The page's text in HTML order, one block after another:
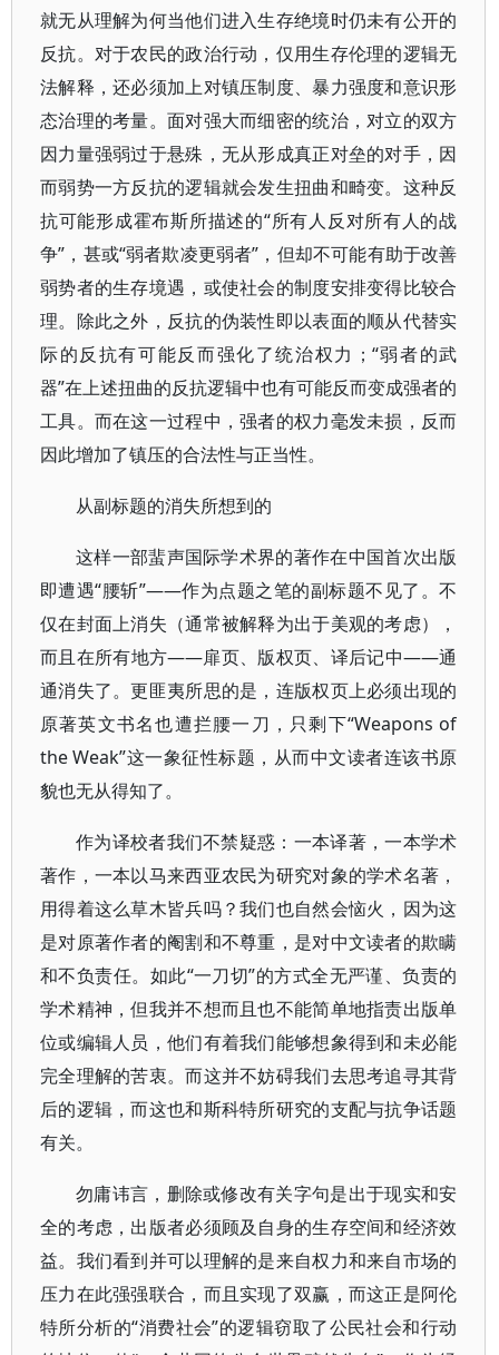
就无从理解为何当他们进入生存绝境时仍未有公开的
反抗。对于农民的政治行动，仅用生存伦理的逻辑无
法解释，还必须加上对镇压制度、暴力强度和意识形
态治理的考量。面对强大而细密的统治，对立的双方
因力量强弱过于悬殊，无从形成真正对垒的对手，因
而弱势一方反抗的逻辑就会发生扭曲和畸变。这种反
抗可能形成霍布斯所描述的“所有人反对所有人的战
争”，甚或“弱者欺凌更弱者”，但却不可能有助于改善
弱势者的生存境遇，或使社会的制度安排变得比较合
理。除此之外，反抗的伪装性即以表面的顺从代替实
际的反抗有可能反而强化了统治权力；“弱者的武
器”在上述扭曲的反抗逻辑中也有可能反而变成强者的
工具。而在这一过程中，强者的权力毫发未损，反而
因此增加了镇压的合法性与正当性。
从副标题的消失所想到的
这样一部蜚声国际学术界的著作在中国首次出版
即遭遇“腰斩”——作为点题之笔的副标题不见了。不
仅在封面上消失（通常被解释为出于美观的考虑），
而且在所有地方——扉页、版权页、译后记中——通
通消失了。更匪夷所思的是，连版权页上必须出现的
原著英文书名也遭拦腰一刀，只剩下“Weapons of
the Weak”这一象征性标题，从而中文读者连该书原
貌也无从得知了。
作为译校者我们不禁疑惑：一本译著，一本学术
著作，一本以马来西亚农民为研究对象的学术名著，
用得着这么草木皆兵吗？我们也自然会恼火，因为这
是对原著作者的阉割和不尊重，是对中文读者的欺瞒
和不负责任。如此“一刀切”的方式全无严谨、负责的
学术精神，但我并不想而且也不能简单地指责出版单
位或编辑人员，他们有着我们能够想象得到和未必能
完全理解的苦衷。而这并不妨碍我们去思考追寻其背
后的逻辑，而这也和斯科特所研究的支配与抗争话题
有关。
勿庸讳言，删除或修改有关字句是出于现实和安
全的考虑，出版者必须顾及自身的生存空间和经济效
益。我们看到并可以理解的是来自权力和来自市场的
压力在此强强联合，而且实现了双赢，而这正是阿伦
特所分析的“消费社会”的逻辑窃取了公民社会和行动